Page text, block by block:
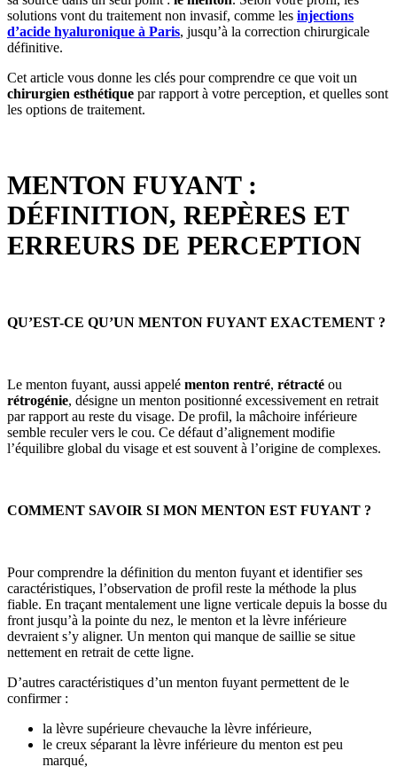
solutions vont du traitement non invasif, comme les injections
d’acide hyaluronique à Paris, jusqu’à la correction chirurgicale
définitive.
Cet article vous donne les clés pour comprendre ce que voit un
chirurgien esthétique par rapport à votre perception, et quelles sont
les options de traitement.
MENTON FUYANT :
DÉFINITION, REPÈRES ET
ERREURS DE PERCEPTION
QU’EST-CE QU’UN MENTON FUYANT EXACTEMENT ?
Le menton fuyant, aussi appelé menton rentré, rétracté ou
rétrogénie, désigne un menton positionné excessivement en retrait
par rapport au reste du visage. De profil, la mâchoire inférieure
semble reculer vers le cou. Ce défaut d’alignement modifie
l’équilibre global du visage et est souvent à l’origine de complexes.
COMMENT SAVOIR SI MON MENTON EST FUYANT ?
Pour comprendre la définition du menton fuyant et identifier ses
caractéristiques, l’observation de profil reste la méthode la plus
fiable. En traçant mentalement une ligne verticale depuis la bosse du
front jusqu’à la pointe du nez, le menton et la lèvre inférieure
devraient s’y aligner. Un menton qui manque de saillie se situe
nettement en retrait de cette ligne.
D’autres caractéristiques d’un menton fuyant permettent de le
confirmer :
la lèvre supérieure chevauche la lèvre inférieure,
le creux séparant la lèvre inférieure du menton est peu
marqué,